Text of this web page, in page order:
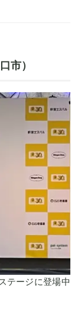
市）
テージに登場中